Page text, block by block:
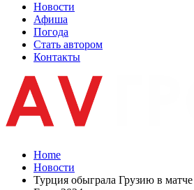
Новости
Афиша
Погода
Стать автором
Контакты
Home
Новости
Турция обыграла Грузию в матче